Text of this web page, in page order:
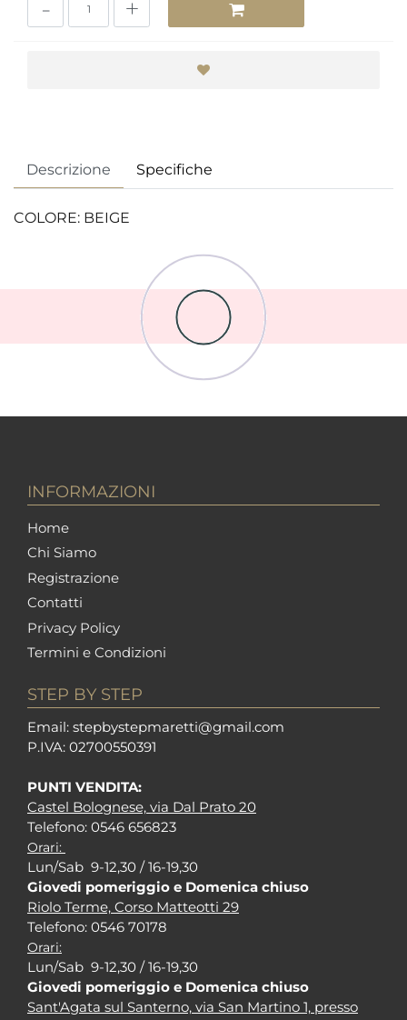
Descrizione Specifiche
COLORE: BEIGE
INFORMAZIONI
Home
Chi Siamo
Registrazione
Contatti
Privacy Policy
Termini e Condizioni
STEP BY STEP
Email: stepbystepmaretti@gmail.com
P.IVA: 02700550391
PUNTI VENDITA:
Castel Bolognese, via Dal Prato 20
Telefono: 0546 656823
Orari:
Lun/Sab 9-12,30 / 16-19,30
Giovedi pomeriggio e Domenica chiuso
Riolo Terme, Corso Matteotti 29
Telefono: 0546 70178
Orari:
Lun/Sab 9-12,30 / 16-19,30
Giovedi pomeriggio e Domenica chiuso
Sant'Agata sul Santerno, via San Martino 1, presso